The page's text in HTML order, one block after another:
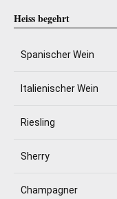
Heiss begehrt
Spanischer Wein
Italienischer Wein
Riesling
Sherry
Champagner